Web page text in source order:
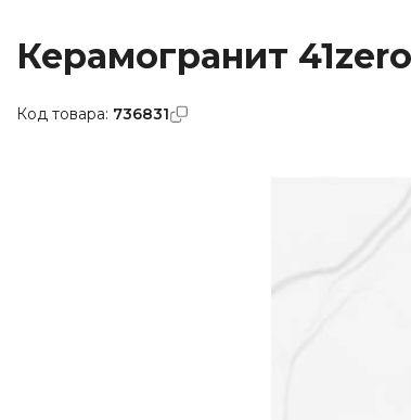
Керамогранит
Код товара: 736831